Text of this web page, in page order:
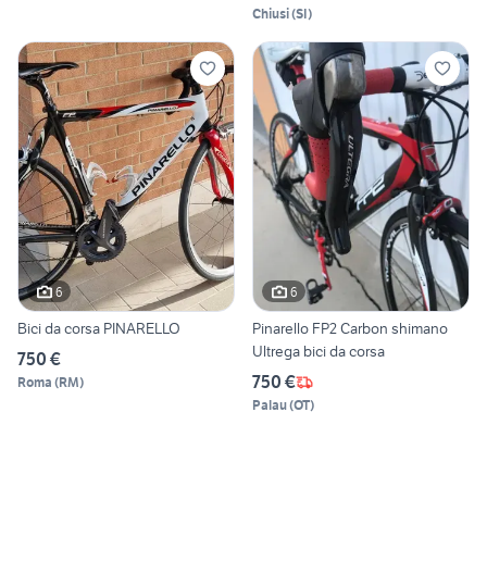
Chiusi(SI)
6
Bici da corsa PINARELLO
750 €
Roma (RM)
6
Pinarello FP2 Carbon shimano
Ultrega bici da corsa
750 €
Palau(OT)